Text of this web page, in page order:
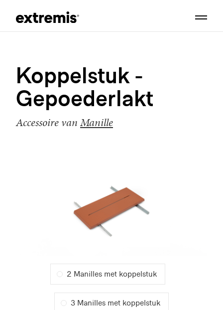
Koppelstuk -
Gepoederlakt
Accessoire van Manille
2 Manilles met koppelstuk
3 Manilles met koppelstuk